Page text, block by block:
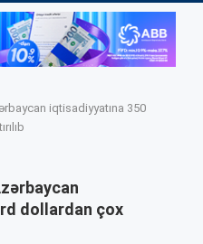
iqtisadiyyatına 350
dollardan çox